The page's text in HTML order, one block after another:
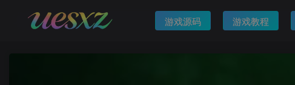
游戏源码 游戏教程